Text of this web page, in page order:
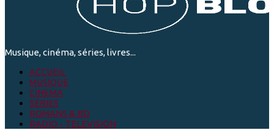
Musique, cinéma, séries, livres...
ACCUEIL
MUSIQUE
CINEMA
SÉRIES
ROMANS & BD
RADIO - TELEVISION